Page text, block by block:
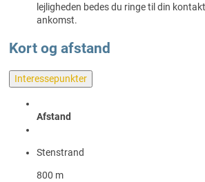
lejligheden bedes du ringe til din
ankomst.
Kort og afstand
Interessepunkter
Afstand
Stenstrand
800 m